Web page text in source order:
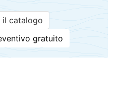
il catalogo
gratuito